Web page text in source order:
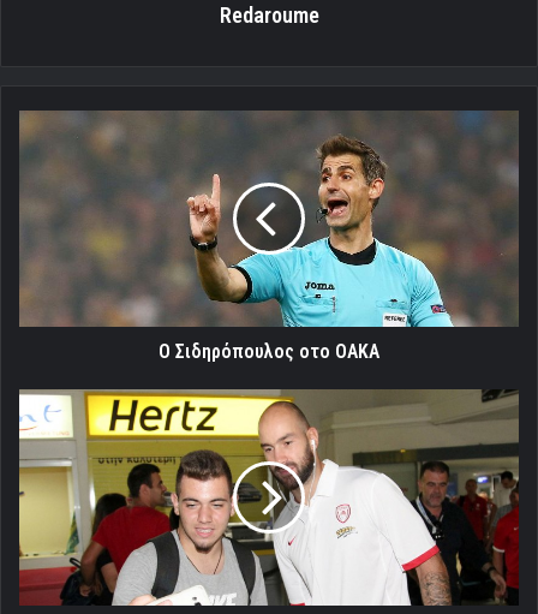
Redaroume
Σιδηρόπουλος
Ο Σιδηρόπουλος οτο ΟΑΚΑ
Πάτησε
Ηράκλειο
Ολυμπιακός